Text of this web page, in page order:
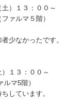
土） １ ３ ： ０ ０ ～
フ ァルマ ５ 階）
者少なかったです。
） １ ３ ： ０ ０ ～
ルマ5階）
ち しています。